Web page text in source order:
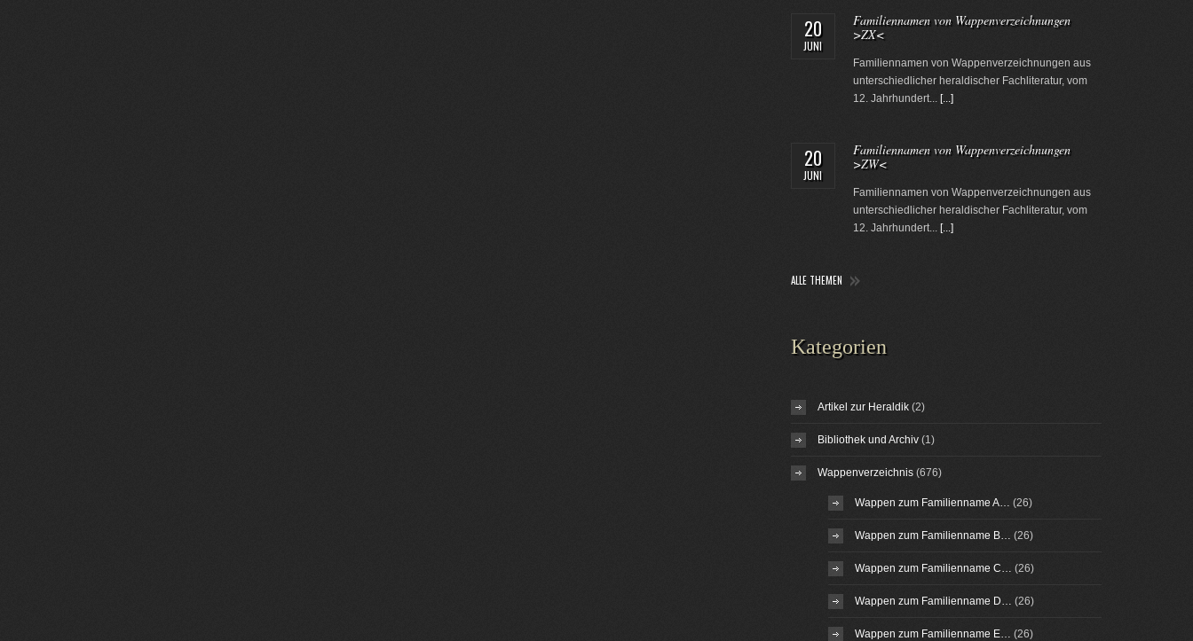
20
JUNI
Familiennamen von Wappenverzeichnungen
>ZX<
Familiennamen von Wappenverzeichnungen aus
unterschiedlicher heraldischer Fachliteratur, vom
12. Jahrhundert... [...]
20
JUNI
Familiennamen von Wappenverzeichnungen
>ZW<
Familiennamen von Wappenverzeichnungen aus
unterschiedlicher heraldischer Fachliteratur, vom
12. Jahrhundert... [...]
ALLE THEMEN
Kategorien
Artikel zur Heraldik(2)
Bibliothek und Archiv(1)
Wappenverzeichnis(676)
Wappen zum Familienname A… (26)
Wappen zum Familienname B… (26)
Wappen zum Familienname C… (26)
Wappen zum Familienname D… (26)
Wappen zum Familienname E… (26)